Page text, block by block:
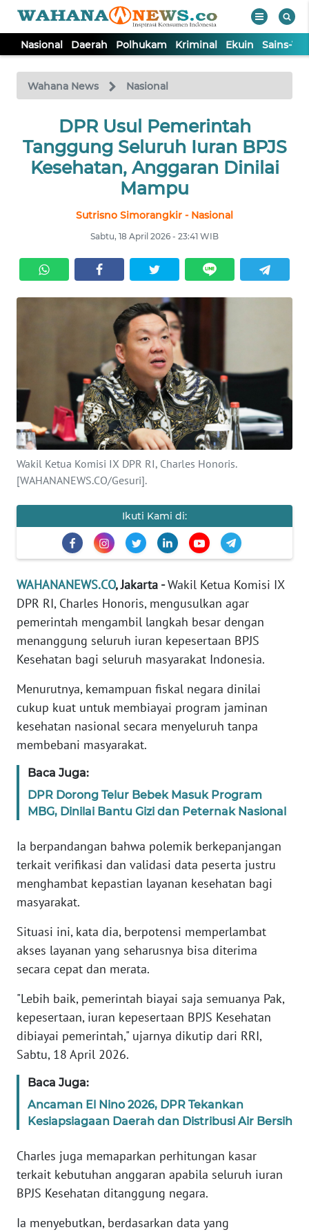
Nasional Daerah Polhukam Kriminal Ekuin Sains-
Wahana News Nasional
DPR Usul Pemerintah
Tanggung Seluruh Iuran BPJS
Kesehatan, Anggaran Dinilai
Mampu
Sutrisno Simorangkir - Nasional
Sabtu, 18 April 2026 - 23:41 WIB
Wakil Ketua Komisi IX DPR RI, Charles Honoris.
[WAHANANEWS.CO/Gesuri].
Ikuti Kami di:
WAHANANEWS.CO, Jakarta -Wakil Ketua Komisi IX
DPR RI, Charles Honoris, mengusulkan agar
pemerintah mengambil langkah besar dengan
menanggung seluruh iuran kepesertaan BPJS
Kesehatan bagi seluruh masyarakat Indonesia.
Menurutnya, kemampuan fiskal negara dinilai
cukup kuat untuk membiayai program jaminan
kesehatan nasional secara menyeluruh tanpa
membebani masyarakat.
Baca Juga:
DPR Dorong Telur Bebek Masuk Program
MBG, Dinilai Bantu Gizi dan Peternak Nasional
Ia berpandangan bahwa polemik berkepanjangan
terkait verifikasi dan validasi data peserta justru
menghambat kepastian layanan kesehatan bagi
masyarakat.
Situasi ini, kata dia, berpotensi memperlambat
akses layanan yang seharusnya bisa diterima
secara cepat dan merata.
"Lebih baik, pemerintah biayai saja semuanya Pak,
kepesertaan, iuran kepesertaan BPJS Kesehatan
dibiayai pemerintah," ujarnya dikutip dari RRI,
Sabtu, 18 April 2026.
Baca Juga:
Ancaman El Nino 2026, DPR Tekankan
Kesiapsiagaan Daerah dan Distribusi Air Bersih
Charles juga memaparkan perhitungan kasar
terkait kebutuhan anggaran apabila seluruh iuran
BPJS Kesehatan ditanggung negara.
Ia menyebutkan, berdasarkan data yang
TV
Tutup
NASIONAL
DAERAH
EKUIN
INTERNASIONAL
SERBA-SERBI
PENDIDIKAN
OLAHRAGA
EDITORIAL
Informasi
INDEKS
BERITA
KONTAK
IKLAN
TENTANG
PEDOMAN
MEDIA
SIBER
DISCLAIMER
Wahana
Regional
SUMUT
JAKARTA
WN